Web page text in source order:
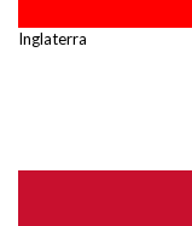
Inglaterra